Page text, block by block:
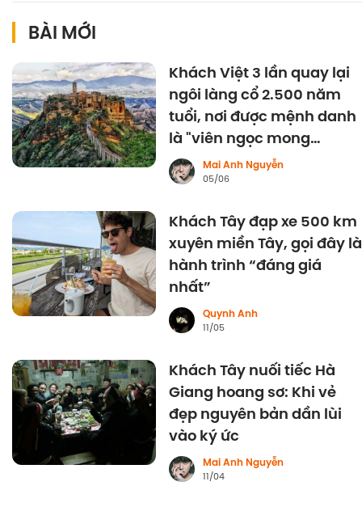
BÀI MỚI
Khách Việt 3 lần quay lại
ngôi làng cổ 2.500 năm
tuổi, nơi được mệnh danh
là "viên ngọc mong
manh" của Italy
Mai Anh Nguyễn
05/06
Khách Tây đạp xe 500 km
xuyên miền Tây, gọi đây là
hành trình “đáng giá
nhất”
Quynh Anh
11/05
Khách Tây nuối tiếc Hà
Giang hoang sơ: Khi vẻ
đẹp nguyên bản dần lùi
vào ký ức
Mai Anh Nguyễn
11/04